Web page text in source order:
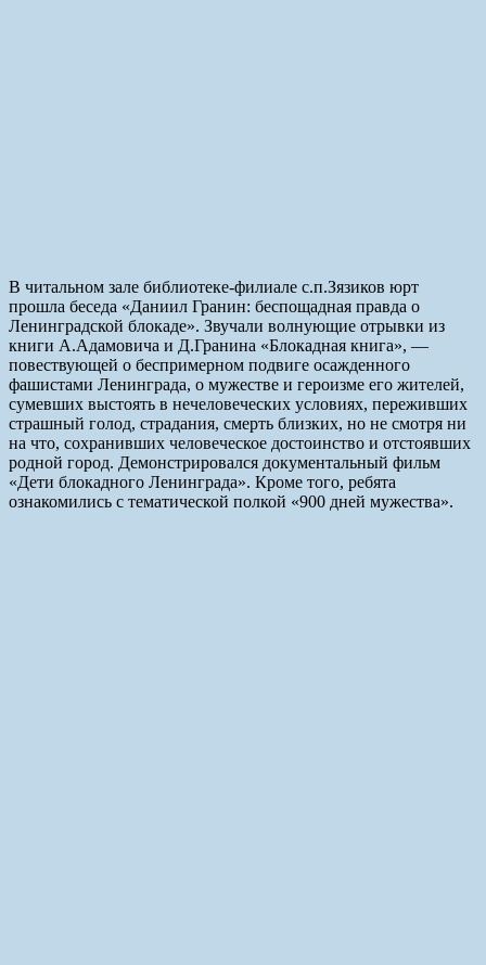
В читальном зале библиотеке-филиале с.п.Зязиков юрт
прошла беседа «Даниил Гранин: беспощадная правда о
Ленинградской блокаде». Звучали волнующие отрывки из
книги А.Адамовича и Д.Гранина «Блокадная книга», —
повествующей о беспримерном подвиге осажденного
фашистами Ленинграда, о мужестве и героизме его жителей,
сумевших выстоять в нечеловеческих условиях, переживших
страшный голод, страдания, смерть близких, но не смотря ни
на что, сохранивших человеческое достоинство и отстоявших
родной город. Демонстрировался документальный фильм
«Дети блокадного Ленинграда». Кроме того, ребята
ознакомились с тематической полкой «900 дней мужества».